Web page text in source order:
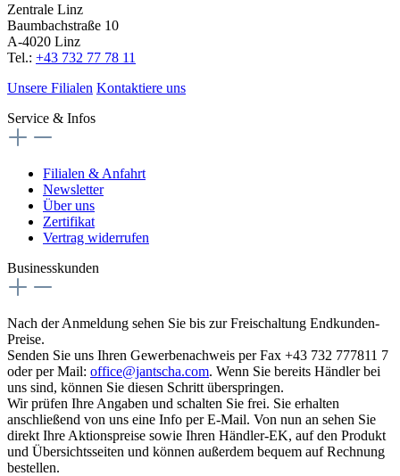
Zentrale Linz
Baumbachstraße 10
A-4020 Linz
Tel.: +43 732 77 78 11
Unsere Filialen Kontaktiere uns
Service & Infos
Filialen & Anfahrt
Newsletter
Über uns
Zertifikat
Vertrag widerrufen
Businesskunden
Nach der Anmeldung sehen Sie bis zur Freischaltung Endkunden-
Preise.
Senden Sie uns Ihren Gewerbenachweis per Fax +43 732 777811 7
oder per Mail: office@jantscha.com. Wenn Sie bereits Händler bei
uns sind, können Sie diesen Schritt überspringen.
Wir prüfen Ihre Angaben und schalten Sie frei. Sie erhalten
anschließend von uns eine Info per E-Mail. Von nun an sehen Sie
direkt Ihre Aktionspreise sowie Ihren Händler-EK, auf den Produkt
und Übersichtsseiten und können außerdem bequem auf Rechnung
bestellen.